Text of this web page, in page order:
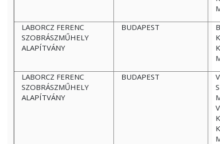
LABORCZ FERENC
SZOBRÁSZMŰHELY
ALAPÍTVÁNY
BUDAPEST
LABORCZ FERENC
SZOBRÁSZMŰHELY
ALAPÍTVÁNY
BUDAPEST